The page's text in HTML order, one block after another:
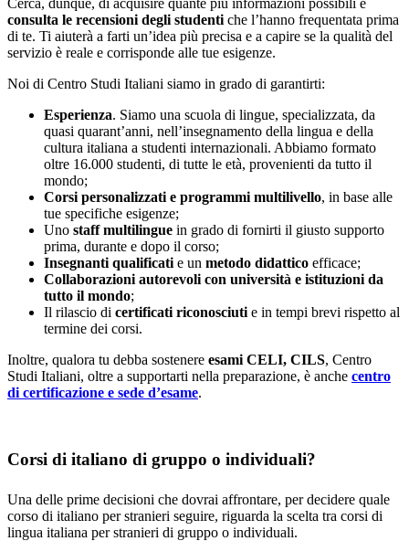
Cerca, dunque, di acquisire quante più informazioni possibili e
consulta le recensioni degli studenti che l’hanno frequentata prima
di te. Ti aiuterà a farti un’idea più precisa e a capire se la qualità del
servizio è reale e corrisponde alle tue esigenze.
Noi di Centro Studi Italiani siamo in grado di garantirti:
Esperienza. Siamo una scuola di lingue, specializzata, da
quasi quarant’anni, nell’insegnamento della lingua e della
cultura italiana a studenti internazionali. Abbiamo formato
oltre 16.000 studenti, di tutte le età, provenienti da tutto il
mondo;
Corsi personalizzati e programmi multilivello, in base alle
tue specifiche esigenze;
Uno staff multilingue in grado di fornirti il giusto supporto
prima, durante e dopo il corso;
Insegnanti qualificati e un metodo didattico efficace;
Collaborazioni autorevoli con università e istituzioni da
tutto il mondo;
Il rilascio di certificati riconosciuti e in tempi brevi rispetto al
termine dei corsi.
Inoltre, qualora tu debba sostenere esami CELI, CILS, Centro
Studi Italiani, oltre a supportarti nella preparazione, è anche centro
di certificazione e sede d’esame.
Corsi di italiano di gruppo o individuali?
Una delle prime decisioni che dovrai affrontare, per decidere quale
corso di italiano per stranieri seguire, riguarda la scelta tra corsi di
lingua italiana per stranieri di gruppo o individuali.